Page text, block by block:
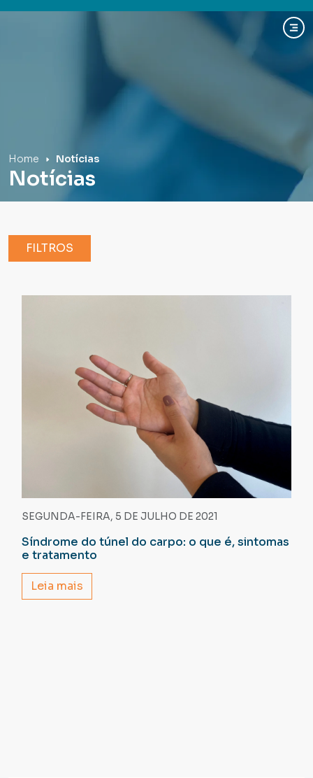
Home Notícias
Notícias
FILTROS
SEGUNDA-FEIRA, 5 DE JULHO DE 2021
Síndrome do túnel do carpo: o que é, sintomas
e tratamento
Leia mais